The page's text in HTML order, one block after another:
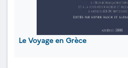
Le Voyage en Grèce